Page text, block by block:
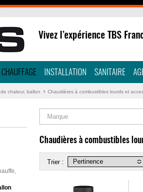
Vivez l’expérience TBS
CHAUFFAGE INSTALLATION SANITAIRE
chaleur, ballon Chaudières à combustibles lourds et
Marque
Chaudières à combustibles
Trier :